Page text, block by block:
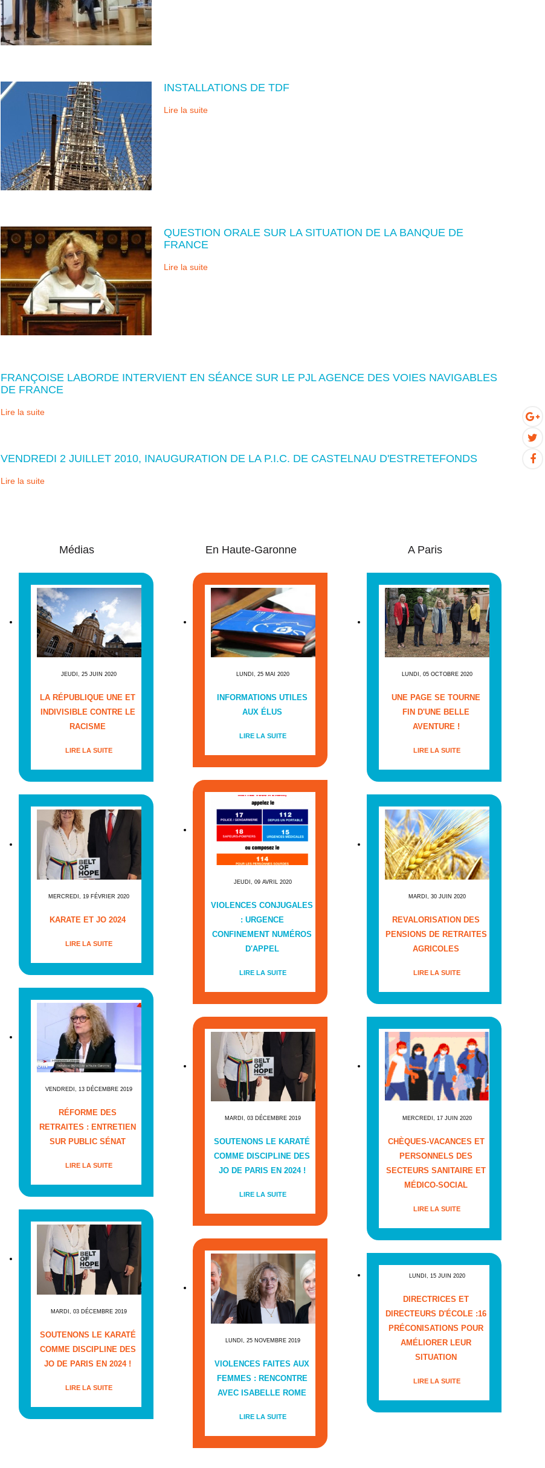
INSTALLATIONS DE TDF
Lire la suite
QUESTION ORALE SUR LA SITUATION DE LA BANQUE DE
FRANCE
Lire la suite
FRANÇOISE LABORDE INTERVIENT EN SÉANCE SUR LE PJL AGENCE DES VOIES NAVIGABLES
DE FRANCE
Lire la suite
VENDREDI 2 JUILLET 2010, INAUGURATION DE LA P.I.C. DE CASTELNAU D'ESTRETEFONDS
Lire la suite
Médias
JEUDI, 25 JUIN 2020
LA RÉPUBLIQUE UNE ET
INDIVISIBLE CONTRE LE
RACISME
LIRE LA SUITE
MERCREDI, 19 FÉVRIER 2020
KARATE ET JO 2024
LIRE LA SUITE
VENDREDI, 13 DÉCEMBRE 2019
RÉFORME DES
RETRAITES : ENTRETIEN
SUR PUBLIC SÉNAT
LIRE LA SUITE
MARDI, 03 DÉCEMBRE 2019
SOUTENONS LE KARATÉ
COMME DISCIPLINE DES
JO DE PARIS EN 2024 !
LIRE LA SUITE
En Haute-Garonne
LUNDI, 25 MAI 2020
INFORMATIONS UTILES
AUX ÉLUS
LIRE LA SUITE
JEUDI, 09 AVRIL 2020
VIOLENCES CONJUGALES
: URGENCE
CONFINEMENT NUMÉROS
D'APPEL
LIRE LA SUITE
MARDI, 03 DÉCEMBRE 2019
SOUTENONS LE KARATÉ
COMME DISCIPLINE DES
JO DE PARIS EN 2024 !
LIRE LA SUITE
LUNDI, 25 NOVEMBRE 2019
VIOLENCES FAITES AUX
FEMMES : RENCONTRE
AVEC ISABELLE ROME
LIRE LA SUITE
A Paris
LUNDI, 05 OCTOBRE 2020
UNE PAGE SE TOURNE
FIN D'UNE BELLE
AVENTURE !
LIRE LA SUITE
MARDI, 30 JUIN 2020
REVALORISATION DES
PENSIONS DE RETRAITES
AGRICOLES
LIRE LA SUITE
MERCREDI, 17 JUIN 2020
CHÈQUES-VACANCES ET
PERSONNELS DES
SECTEURS SANITAIRE ET
MÉDICO-SOCIAL
LIRE LA SUITE
LUNDI, 15 JUIN 2020
DIRECTRICES ET
DIRECTEURS D'ÉCOLE :16
PRÉCONISATIONS POUR
AMÉLIORER LEUR
SITUATION
LIRE LA SUITE